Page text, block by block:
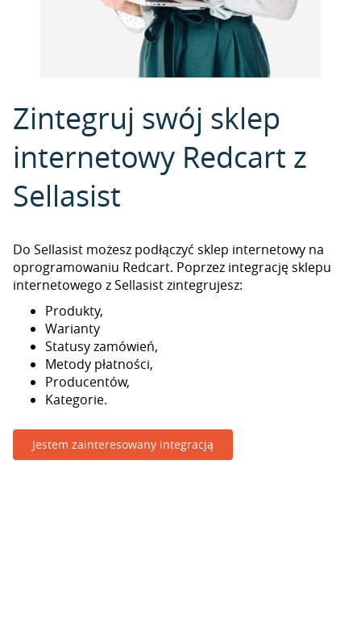
Zintegruj swój sklep
internetowy Redcart z
Sellasist
Do Sellasist możesz podłączyć sklep internetowy na
oprogramowaniu Redcart. Poprzez integrację sklepu
internetowego z Sellasist zintegrujesz:
Produkty,
Warianty
Statusy zamówień,
Metody płatności,
Producentów,
Kategorie.
Jestem zainteresowany integracją